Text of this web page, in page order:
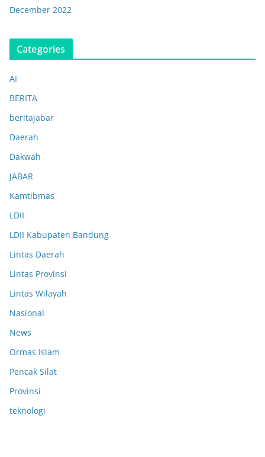
December 2022
Categories
AI
BERITA
beritajabar
Daerah
Dakwah
JABAR
Kamtibmas
LDII
LDII Kabupaten Bandung
Lintas Daerah
Lintas Provinsi
Lintas Wilayah
Nasional
News
Ormas Islam
Pencak Silat
Provinsi
teknologi